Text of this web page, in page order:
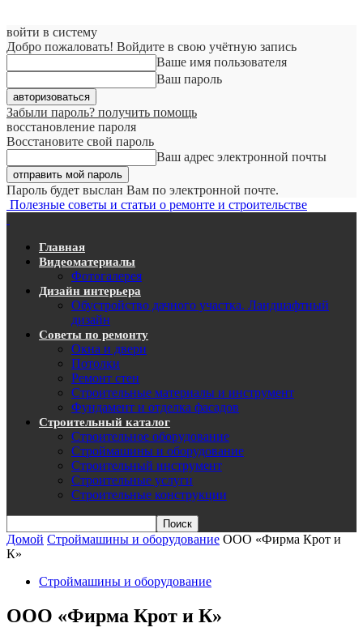
войти в систему
Добро пожаловать! Войдите в свою учётную запись
Ваше имя пользователя
Ваш пароль
Забыли пароль? получить помощь
восстановление пароля
Восстановите свой пароль
Ваш адрес электронной почты
Пароль будет выслан Вам по электронной почте.
Полезные советы и статьи о ремонте и строительстве
Главная
Видеоматериалы
Фотогалерея
Дизайн интерьера
Обустройство дачного участка. Ландшафтный
дизайн
Советы по ремонту
Окна и двери
Потолки
Ремонт стен
Строительные материалы и инструмент
Фундамент и отделка фасадов
Строительный каталог
Строительное оборудование
Строймашины и оборудование
Строительный инструмент
Строительные услуги
Строительные конструкции
Домой Строймашины и оборудование ООО «Фирма Крот и
К»
Строймашины и оборудование
ООО «Фирма Крот и К»